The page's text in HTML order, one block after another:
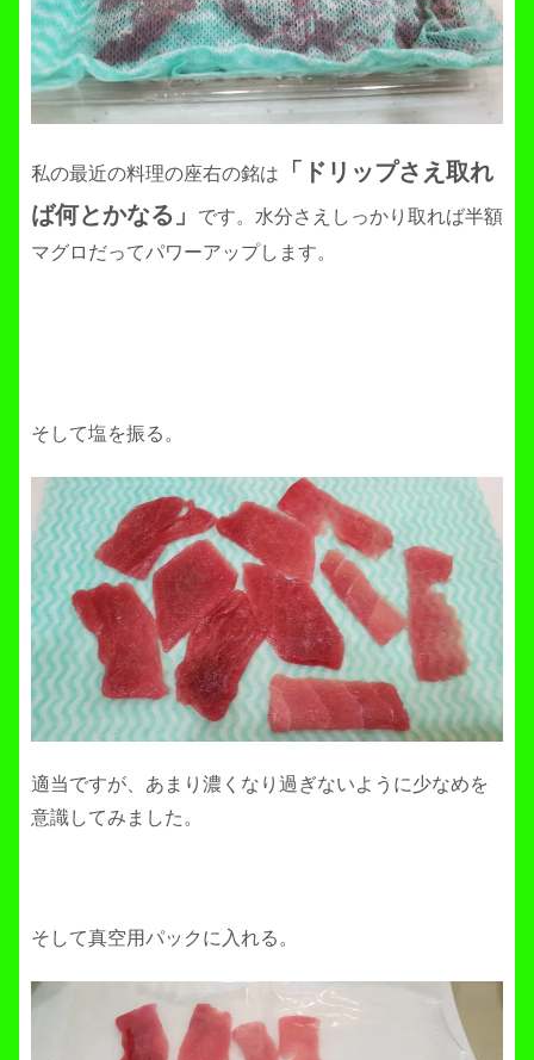
私の最近の料理の座右の銘は
「ドリップさえ取れ
ば何とかなる」
です。水分さえしっかり取れば半額
マグロだってパワーアップします。
そして塩を振る。
適当ですが、あまり濃くなり過ぎないように少なめを
意識してみました。
そして真空用パックに入れる。